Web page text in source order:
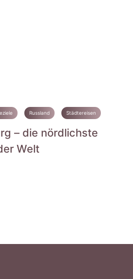
Russland Städtereisen
– die nördlichste
Welt